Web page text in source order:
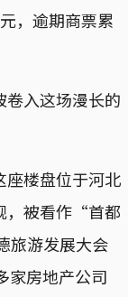
，逾期商票累
卷入这场漫长的
座楼盘位于河北
，被看作“首都
旅游发展大会
家房地产公司